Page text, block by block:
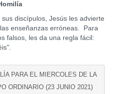
discípulos, Jesús les advierte
enseñanzas erróneas. Para
falsos, les da una regla fácil:
PARA EL MIERCOLES DE LA
ORDINARIO (23 JUNIO 2021)